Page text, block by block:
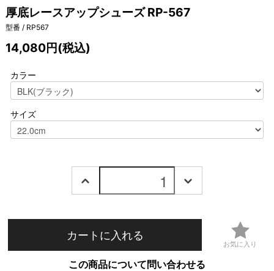
厚底レースアップシューズ RP-567
型番 / RP567
14,080円(税込)
カラー
サイズ
カートに入れる
この商品について問い合わせる